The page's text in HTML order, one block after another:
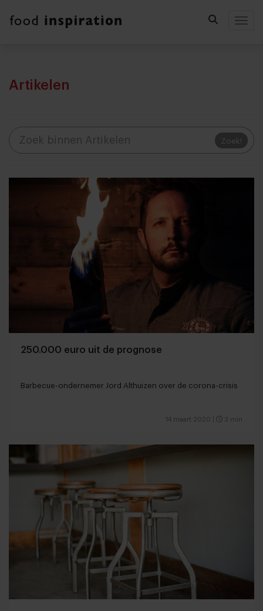
Artikelen
Zoek!
250.000 euro uit de prognose
Barbecue-ondernemer Jord Althuizen over de corona-crisis
14 maart 2020 3 min